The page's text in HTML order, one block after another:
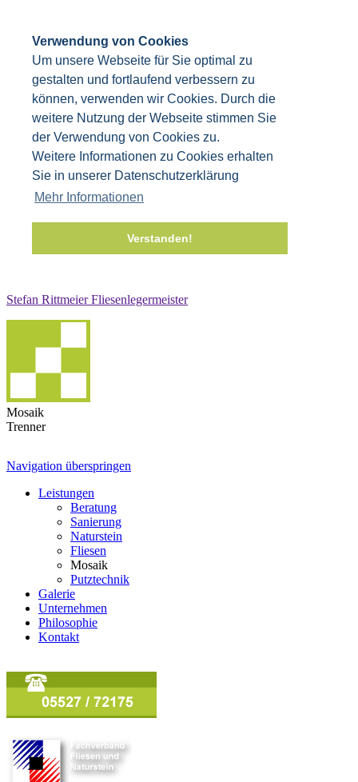
Verwendung von Cookies
Um unsere Webseite für Sie optimal zu
gestalten und fortlaufend verbessern zu
können, verwenden wir Cookies. Durch die
weitere Nutzung der Webseite stimmen Sie
der Verwendung von Cookies zu.
Weitere Informationen zu Cookies erhalten
Sie in unserer Datenschutzerklärung
Mehr Informationen
Verstanden!
Stefan Rittmeier Fliesenlegermeister
Mosaik
Trenner
Navigation überspringen
Leistungen
Beratung
Sanierung
Naturstein
Fliesen
Mosaik
Putztechnik
Galerie
Unternehmen
Philosophie
Kontakt